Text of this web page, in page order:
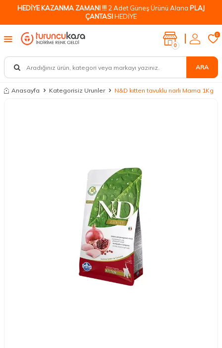
HEDİYE KAZANMA ZAMANI !!! 2 Adet Güneş Ürünü Alana PLAJ
ÇANTASIHEDİYE
ARA
0
0
Anasayfa Kategorisiz Urunler N&D kıtten tavuklu narlı Mama 1Kg